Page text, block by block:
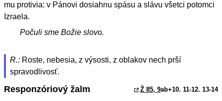
mu protivia: v Pánovi dosiahnu spásu a slávu všetci potomci
Izraela.
Počuli sme Božie slovo.
R.: Roste, nebesia, z výsosti, z oblakov nech prší
spravodlivosť.
Responzóriový žalm Ž 85, 9ab+10. 11-12. 13-14